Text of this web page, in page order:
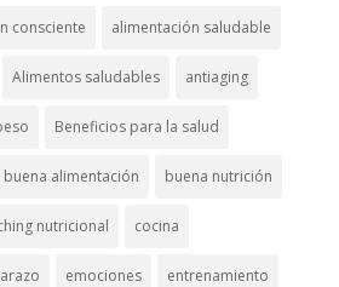
consciente alimentación saludable
Alimentos saludables antiaging
Beneficios para la salud
buena alimentación buena nutrición
nutricional cocina
emociones entrenamiento